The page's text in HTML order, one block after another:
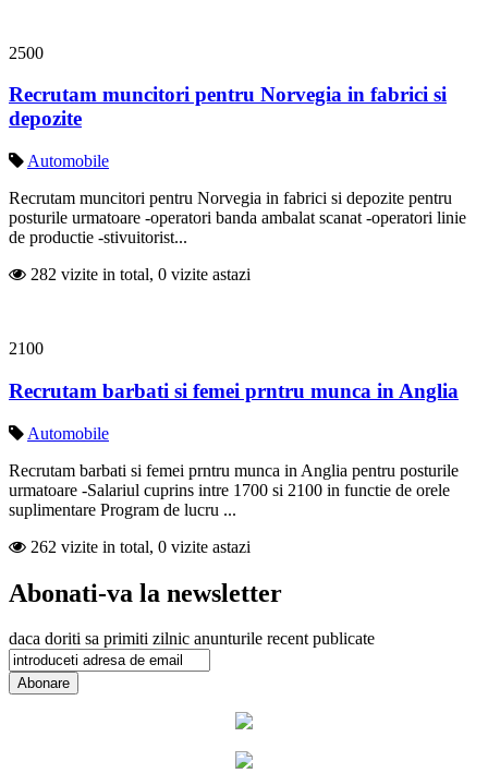
2500
Recrutam muncitori pentru Norvegia in fabrici si
depozite
Automobile
Recrutam muncitori pentru Norvegia in fabrici si depozite pentru
posturile urmatoare -operatori banda ambalat scanat -operatori linie
de productie -stivuitorist...
282 vizite in total, 0 vizite astazi
2100
Recrutam barbati si femei prntru munca in Anglia
Automobile
Recrutam barbati si femei prntru munca in Anglia pentru posturile
urmatoare -Salariul cuprins intre 1700 si 2100 in functie de orele
suplimentare Program de lucru ...
262 vizite in total, 0 vizite astazi
Abonati-va la newsletter
daca doriti sa primiti zilnic anunturile recent publicate